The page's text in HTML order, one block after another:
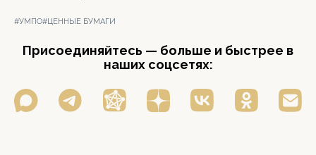
#УМПО#ЦЕННЫЕ БУМАГИ
Присоединяйтесь — больше и быстрее в
наших соцсетях: